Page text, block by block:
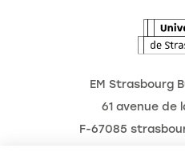
EM Strasbourg
61 avenue de
F-67085